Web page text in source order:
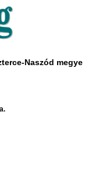
Naszód megye